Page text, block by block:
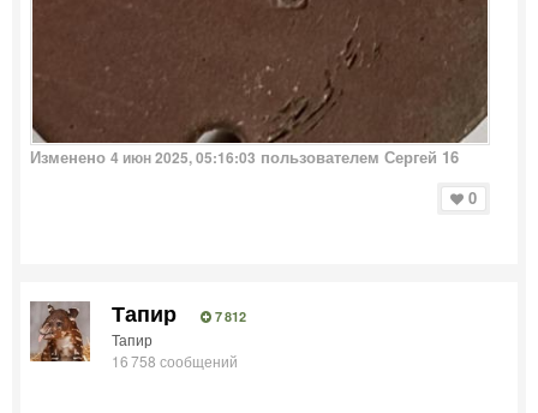
Изменено 4 июн 2025, 05:16:03 пользователем Сергей 16
0
Тапир 7 812
Тапир
16 758 сообщений